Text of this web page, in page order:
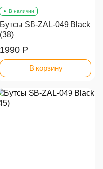
В наличии
Бутсы SB-ZAL-049 Black
(38)
1990 Р
В корзину